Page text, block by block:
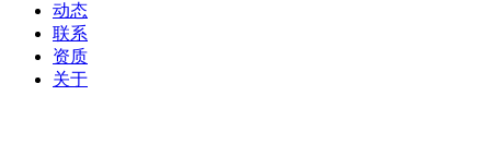
动态
联系
资质
关于